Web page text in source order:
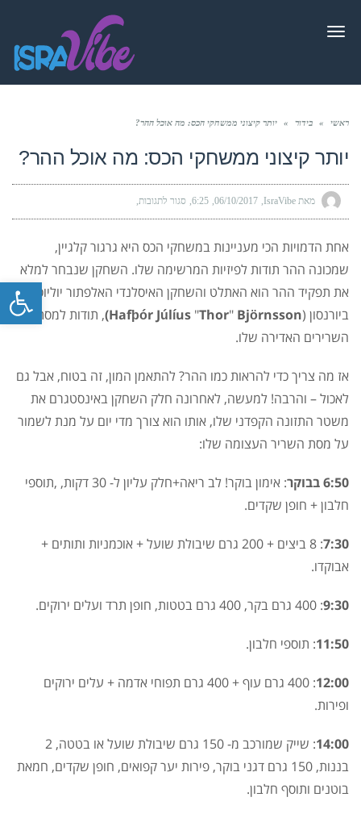
תפריט
ראשי » בידור » יותר קיצוני ממשחקי הכס: מה אוכל ההר?
יותר קיצוני ממשחקי הכס: מה אוכל ההר?
מאת IsraVibe 06/10/2017
6:25 סגור לתגובותעל
קיצוני
מה
ההר?
אחת הדמויות הכי מעניינות במשחקי הכס היא גרגור קלגיין,
שמכונה ההר תודות לפיזיות המרשימה שלו. השחקן שנבחר למלא
את תפקיד ההר הוא האתלט והשחקן האיסלנדי האלפתור יוליוס
ביורנסון (
Hafþór Júlíus "Thor" Björnsson)
, תודות למסת
השרירים האדירה שלו.
אז מה צריך כדי להראות כמו ההר? להתאמן המון, זה בטוח, אבל גם
לאכול – והרבה! למעשה, לאחרונה חלק השחקן באינסטגרם את
משטר התזונה הקפדני שלו, אותו הוא צורך מדי יום על מנת לשמור
על מסת השריר העצומה שלו:
6:50 בבוקר
: אימון בוקר! לב ריאה+חלק עליון ל- 30 דקות, ,תוספי
חלבון + חופן שקדים.
7:30
: 8 ביצים + 200 גרם שיבולת שועל + אוכמניות ותותים +
אבוקדו.
9:30: 400 גרם בקר, 400 גרם בטטות, חופן תרד ועלים ירוקים.
11:50: תוספי חלבון.
12:00
: 400 גרם עוף + 400 גרם תפוחי אדמה + עלים ירוקים
ופירות.
14:00
: שייק שמורכב מ- 150 גרם שיבולת שועל או בטטה, 2
בננות, 150 גרם דגני בוקר, פירות יער קפואים, חופן שקדים, חמאת
בוטנים ותוסף חלבון.
פתח